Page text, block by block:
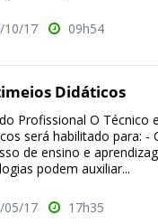
10/17 09h54
Didáticos
Profissional O Técnico
será habilitado para: -
de ensino e
podem auxiliar...
05/17 17h35